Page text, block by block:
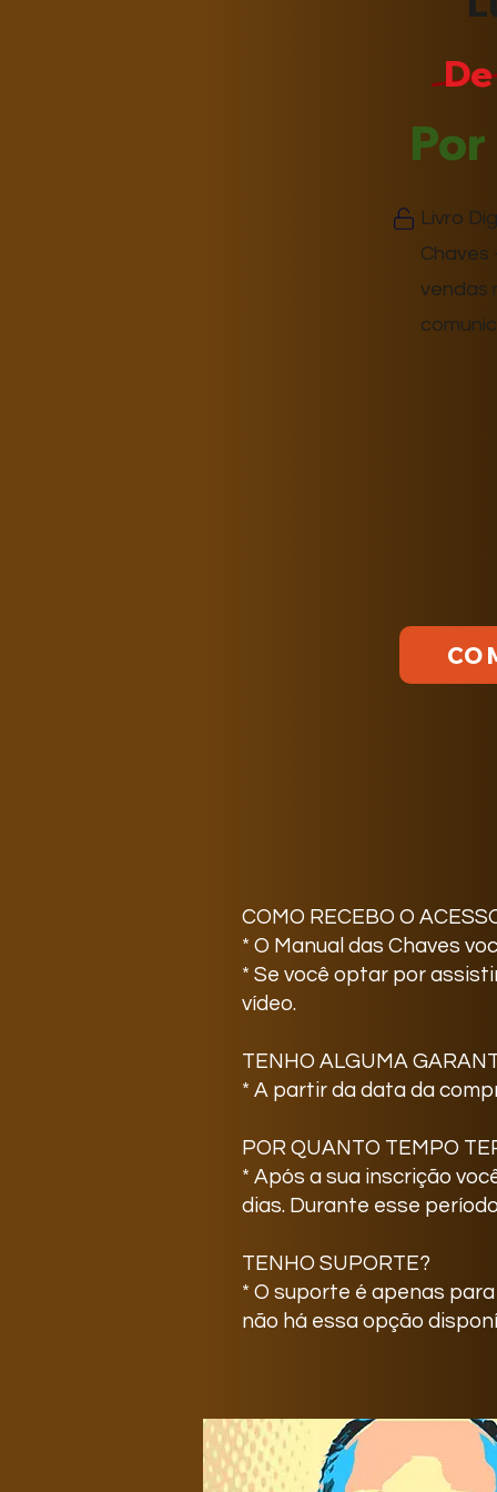
Livro
Chaves
vendas
COMO RECEBO O
* O Manual das Chaves
* Se você optar por
vídeo.
TENHO ALGUMA
* A partir da data da
POR QUANTO TEMPO
* Após a sua inscrição
dias. Durante esse
TENHO SUPORTE?
* O suporte é apenas
não há essa opção